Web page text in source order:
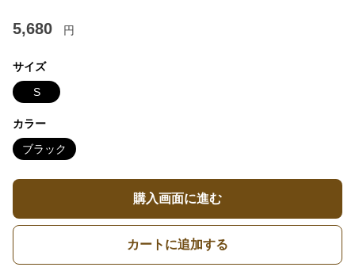
5,680 円
サイズ
S
カラー
ブラック
購入画面に進む
カートに追加する